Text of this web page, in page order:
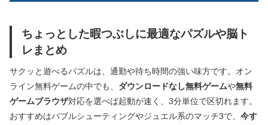
ちょっとした暇つぶしに最適なパズルや脳ト
レまとめ
サクッと遊べるパズルは、通勤や待ち時間の強い味方です。オン
ライン無料ゲームの中でも、 ダウンロードなし無料ゲームや無料
ゲームブラウザ対応を選べば起動が速く、3分単位で区切れます。
おすすめはバブルシューティングやジュエル系のマッチ3で、 今す